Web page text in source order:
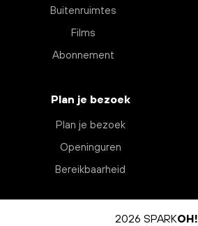
Buitenruimtes
Films
Abonnement
Plan je bezoek
Plan je bezoek
Openinguren
Bereikbaarheid
2026 SPARKOH!